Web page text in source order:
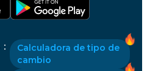
：
Calculadora de tipo de
cambio